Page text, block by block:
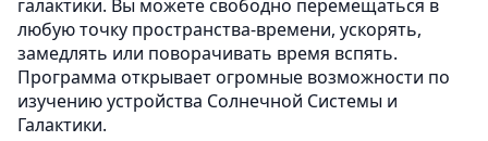
галактики. Вы можете свободно перемещаться в
любую точку пространства-времени, ускорять,
замедлять или поворачивать время вспять.
Программа открывает огромные возможности по
изучению устройства Солнечной Системы и
Галактики.